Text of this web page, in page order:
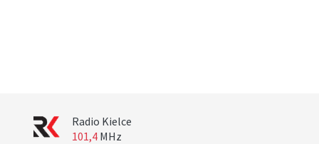
Radio Kielce
101,4 MHz